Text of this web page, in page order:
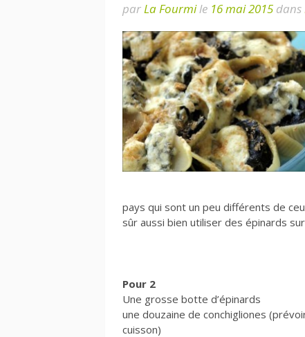
parLa Fourmile 16 mai 2015 dans
pays qui sont un peu différents de
sûr aussi bien utiliser des épinards
Pour 2
Une grosse botte d’épinards
une douzaine de conchigliones
cuisson)